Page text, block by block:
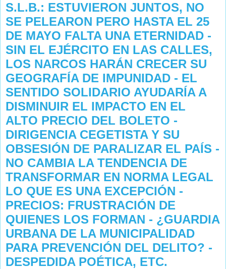
S.L.B.: ESTUVIERON JUNTOS, NO
SE PELEARON PERO HASTA EL 25
DE MAYO FALTA UNA ETERNIDAD -
SIN EL EJÉRCITO EN LAS CALLES,
LOS NARCOS HARÁN CRECER SU
GEOGRAFÍA DE IMPUNIDAD - EL
SENTIDO SOLIDARIO AYUDARÍA A
DISMINUIR EL IMPACTO EN EL
ALTO PRECIO DEL BOLETO -
DIRIGENCIA CEGETISTA Y SU
OBSESIÓN DE PARALIZAR EL PAÍS -
NO CAMBIA LA TENDENCIA DE
TRANSFORMAR EN NORMA LEGAL
LO QUE ES UNA EXCEPCIÓN -
PRECIOS: FRUSTRACIÓN DE
QUIENES LOS FORMAN - ¿GUARDIA
URBANA DE LA MUNICIPALIDAD
PARA PREVENCIÓN DEL DELITO? -
DESPEDIDA POÉTICA, ETC.